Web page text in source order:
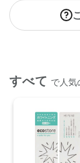
CosmeKitchen
Biople 2025/1/
ください。
※通常はご注文
商品によっては
ますので予めご
※代引き不可商
すべて で人気